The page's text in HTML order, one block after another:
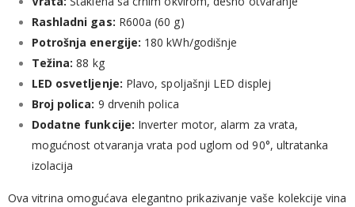
Rashladni gas: R600a (60 g)
Potrošnja energije: 180kWh/godišnje
Težina: 88 kg
LED osvetljenje: Plavo, spoljašnji LEDdisplej
Broj polica: 9 drvenihpolica
Dodatne funkcije: Inverter motor,alarm za vrata,
mogućnostotvaranjavrata pod uglomod90°, ultratanka
izolacija
Ovavitrina omogućava elegantnoprikazivanjevaše kolekcijevina